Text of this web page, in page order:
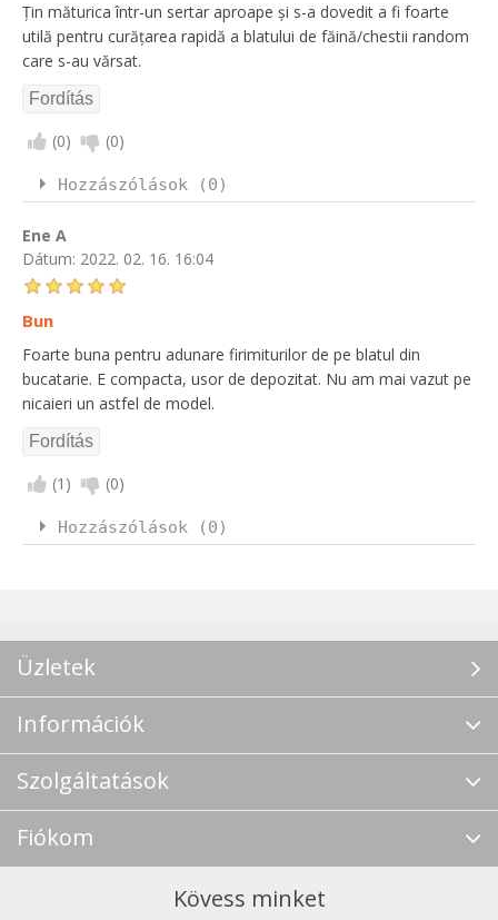
Țin măturica într-un sertar aproape și s-a dovedit a fi foarte
utilă pentru curățarea rapidă a blatului de făină/chestii random
care s-au vărsat.
(0) (0)
Hozzászólások (0)
Ene A
Dátum: 2022. 02. 16. 16:04
Bun
Foarte buna pentru adunare firimiturilor de pe blatul din
bucatarie. E compacta, usor de depozitat. Nu am mai vazut pe
nicaieri un astfel de model.
(1 ) (0)
Hozzászólások (0)
Üzletek
Információk
Szolgáltatások
Fiókom
Kövess minket